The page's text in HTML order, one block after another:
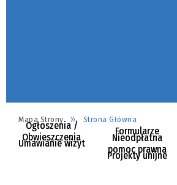
Mapa Strony Strona Główna
Ogłoszenia /
Obwieszczenia
Formularze
Umawianie wizyt
Nieodpłatna
pomoc prawna
Projekty unijne